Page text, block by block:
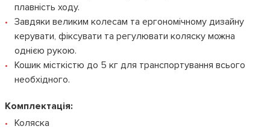
плавність ходу.
Завдяки великим колесам та ергономічному дизайну
керувати, фіксувати та регулювати коляску можна
однією рукою.
Кошик місткістю до 5 кг для транспортування всього
необхідного.
Комплектація:
Коляска